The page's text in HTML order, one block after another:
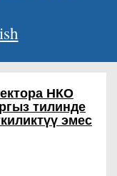
НКО
тилинде
эмес